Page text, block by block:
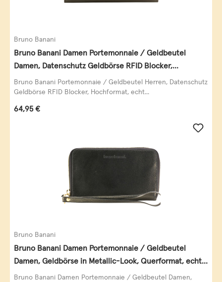
Bruno Banani
Bruno Banani Damen Portemonnaie / Geldbeutel
Damen, Datenschutz Geldbörse RFID Blocker,
Querformat, echt Leder, taupe
Bruno Banani Portemonnaie / Geldbeutel Herren, Datenschutz
Geldbörse RFID Blocker, Hochformat, echt...
Regulärer Preis:
64,95 €
Bruno Banani
Bruno Banani Damen Portemonnaie / Geldbeutel
Damen, Geldbörse in Metallic-Look, Querformat, echt
Leder, schwarz-gold
Bruno Banani Damen Portemonnaie / Geldbeutel Damen,